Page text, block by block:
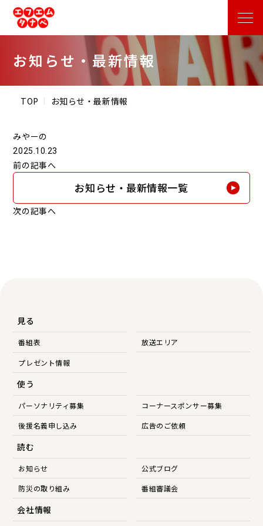
お知らせ・最新情報
TOP お知らせ・最新情報
みやーの
2025.10.23
前の記事へ
お知らせ・最新情報一覧
次の記事へ
見る
番組表 放送エリア
プレゼント情報
使う
パーソナリティ募集
コーナースポンサー募集
後援名義申し込み
広告のご依頼
読む
お知らせ
公式ブログ
防災の取り組み
番組審議会
会社情報